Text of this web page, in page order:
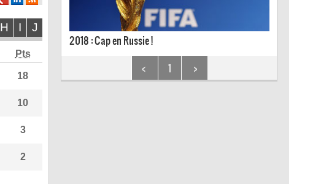
H I J
Pts
18
10
3
2
2018 : Cap en Russie !
<
1 >